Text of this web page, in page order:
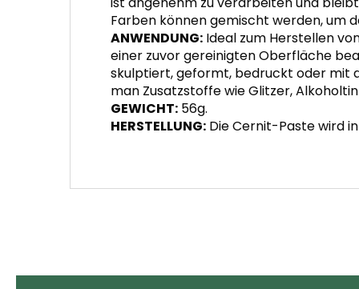
Farben können gemischt werden, um
ANWENDUNG: Ideal zum Herstellen
einer zuvor gereinigten Oberfläche
skulptiert, geformt, bedruckt oder mit
man Zusatzstoffe wie Glitzer,
GEWICHT: 56g.
HERSTELLUNG: Die Cernit-Paste wird